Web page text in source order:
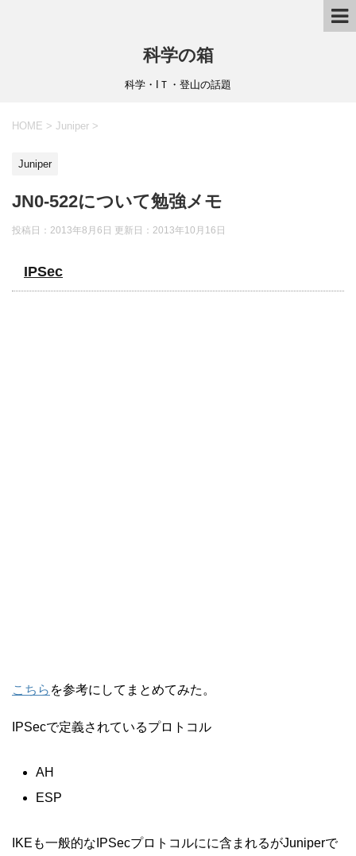
科学の箱
科学・IＴ・登山の話題
HOME > Juniper >
Juniper
JN0-522について勉強メモ
投稿日：2013年8月6日 更新日： 2013年10月16日
IPSec
こちら を参考にしてまとめてみた。
IPSecで定義されているプロトコル
AH
ESP
IKEも一般的なIPSecプロトコルにに含まれるがJuniperで